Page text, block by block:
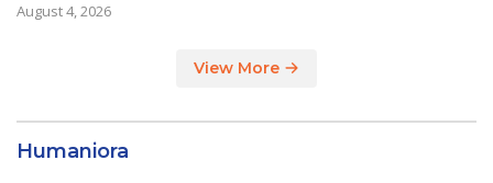
August 4, 2026
View More
Humaniora